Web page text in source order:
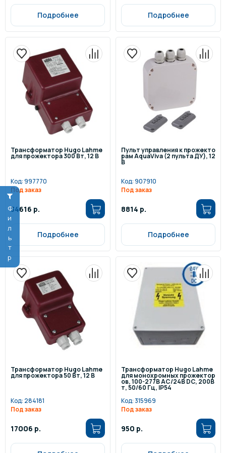
Фильтр
Подробнее Подробнее
Трансформатор Hugo Lahme
для прожектора 300 Вт, 12 В
Код:997770
Под заказ
34616 р.
Подробнее
Пульт управления к прожекто
рам AquaViva (2 пульта ДУ), 12
В
Код:907910
Под заказ
8814 р.
Подробнее
Трансформатор Hugo Lahme
для прожектора 50 Вт, 12 В
Код: 284181
Под заказ
17006 р.
Трансформатор Hugo Lahme
для монохромных прожектор
ов, 100-277В AC/24В DC, 200В
т, 50/60 Гц, IP54
Код:315969
Под заказ
950 р.